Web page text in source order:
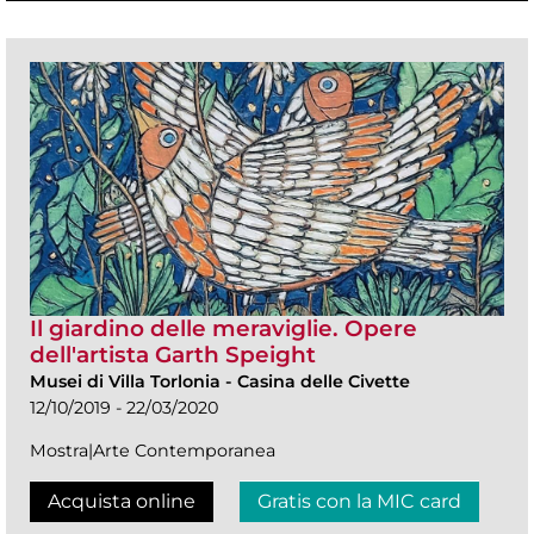
Il giardino delle meraviglie. Opere
dell'artista Garth Speight
Musei di Villa Torlonia - Casina delle Civette
12/10/2019 - 22/03/2020
Mostra|Arte Contemporanea
Acquista online Gratis con la MIC card